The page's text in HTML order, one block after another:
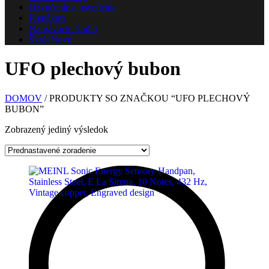
Ozvučenie a osvetlenie
Prenájom
Nahrávacie štúdio
ŠkolaNové
UFO plechový bubon
DOMOV / PRODUKTY SO ZNAČKOU “UFO PLECHOVÝ
BUBON”
Zobrazený jediný výsledok